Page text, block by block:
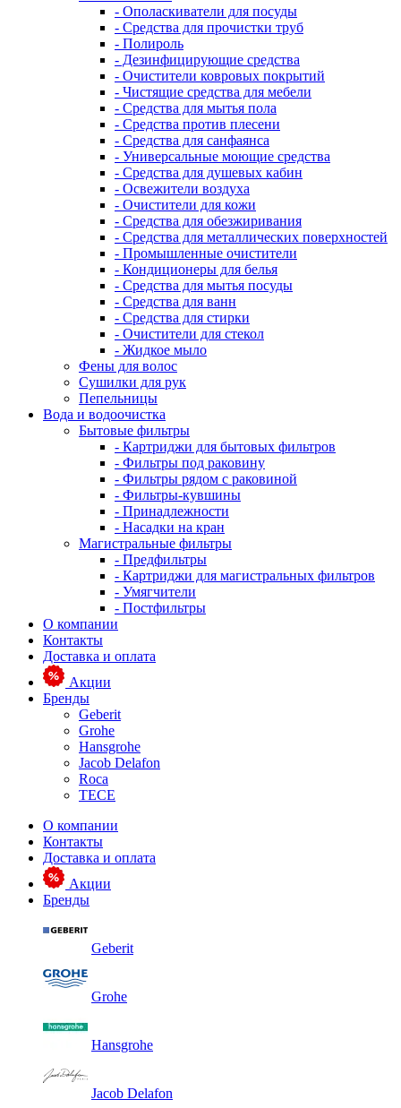
- Ополаскиватели для посуды
- Средства для прочистки труб
- Полироль
- Дезинфицирующие средства
- Очистители ковровых покрытий
- Чистящие средства для мебели
- Средства для мытья пола
- Средства против плесени
- Средства для санфаянса
- Универсальные моющие средства
- Средства для душевых кабин
- Освежители воздуха
- Очистители для кожи
- Средства для обезжиривания
- Средства для металлических поверхностей
- Промышленные очистители
- Кондиционеры для белья
- Средства для мытья посуды
- Средства для ванн
- Средства для стирки
- Очистители для стекол
- Жидкое мыло
Фены для волос
Сушилки для рук
Пепельницы
Вода и водоочистка
Бытовые фильтры
- Картриджи для бытовых фильтров
- Фильтры под раковину
- Фильтры рядом с раковиной
- Фильтры-кувшины
- Принадлежности
- Насадки на кран
Магистральные фильтры
- Предфильтры
- Картриджи для магистральных фильтров
- Умягчители
- Постфильтры
О компании
Контакты
Доставка и оплата
Акции
Бренды
Geberit
Grohe
Hansgrohe
Jacob Delafon
Roca
TECE
О компании
Контакты
Доставка и оплата
Акции
Бренды
Geberit
Grohe
Hansgrohe
Jacob Delafon